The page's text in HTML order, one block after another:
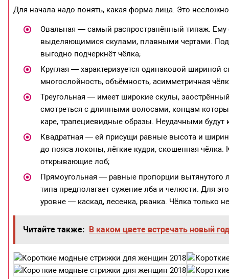
Для начала надо понять, какая форма лица. Это
Овальная — самый распространённый типаж.
выделяющимися скулами, плавными чертами.
выгодно подчеркнёт чёлка;
Круглая — характеризуется одинаковой шириной
многослойность, объёмность, асимметричная
Треугольная — имеет широкие скулы,
смотреться с длинными волосами, концам
каре, трапециевидные образы. Неудачными будут
Квадратная — ей присущи равные высота и
до пояса локоны, лёгкие кудри, скошенная
открывающие лоб;
Прямоугольная — равные пропорции
типа предполагает сужение лба и челюсти. Для
уровне — каскад, лесенка, рванка. Чёлка только
Читайте также: В каком цвете встречать новый